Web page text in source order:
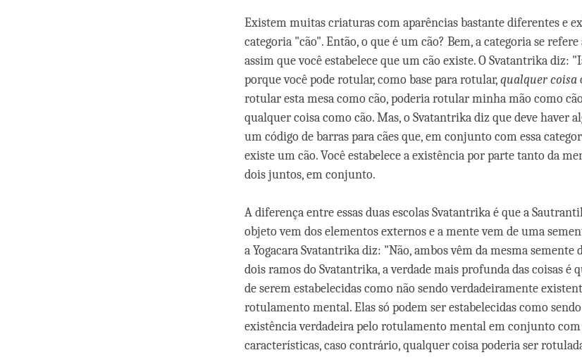
Existem muitas criaturas com aparências bastante diferentes e
categoria "cão". Então, o que é um cão? Bem, a categoria se refere
assim que você estabelece que um cão existe. O Svatantrika diz:
porque você pode rotular, como base para rotular,qualquer coisa
rotular esta mesa como cão, poderia rotular minha mão como
qualquer coisa como cão. Mas, o Svatantrika diz que deve haver
um código de barras para cães que, em conjunto com essa
existe um cão. Você estabelece a existência por parte tanto da
dois juntos, em conjunto.
A diferença entre essas duas escolas Svatantrika é que a
objeto vem dos elementos externos e a mente vem de uma
a Yogacara Svatantrika diz: "Não, ambos vêm da mesma semente
dois ramos do Svatantrika, a verdade mais profunda das coisas é
de serem estabelecidas como não sendo verdadeiramente
rotulamento mental. Elas só podem ser estabelecidas como
existência verdadeira pelo rotulamento mental em conjunto com
características, caso contrário, qualquer coisa poderia ser